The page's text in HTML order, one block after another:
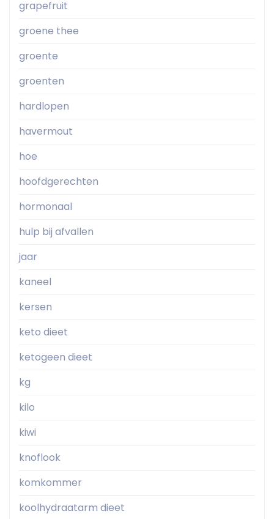
grapefruit
groene thee
groente
groenten
hardlopen
havermout
hoe
hoofdgerechten
hormonaal
hulp bij afvallen
jaar
kaneel
kersen
keto dieet
ketogeen dieet
kg
kilo
kiwi
knoflook
komkommer
koolhydraatarm dieet